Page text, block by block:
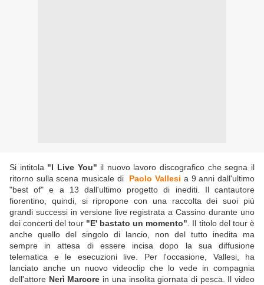
Si intitola "I Live You" il nuovo lavoro discografico che segna il
ritorno sulla scena musicale di
Paolo Vallesi a 9 anni dall'ultimo
"best of" e a 13 dall'ultimo progetto di inediti. Il cantautore
fiorentino, quindi, si ripropone con una raccolta dei suoi più
grandi successi in versione live registrata a Cassino durante uno
dei concerti del tour "E' bastato un momento" . Il titolo del tour è
anche quello del singolo di lancio, non del tutto inedita ma
sempre in attesa di essere incisa dopo la sua diffusione
telematica e le esecuzioni live. Per l'occasione, Vallesi, ha
lanciato anche un nuovo videoclip che lo vede in compagnia
dell'attore Nerì Marcore in una insolita giornata di pesca. Il video